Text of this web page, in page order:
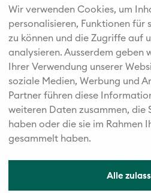
Wir verwenden Cookies, um
personalisieren, Funktionen für
zu können und die Zugriffe auf
analysieren. Außerdem geben
Ihrer Verwendung unserer
soziale Medien, Werbung und
Partner führen diese
weiteren Daten zusammen, die
haben oder die sie im Rahmen
gesammelt haben.
Alle
Die fünf starken Marken der